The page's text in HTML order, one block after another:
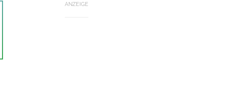
ANZEIGE